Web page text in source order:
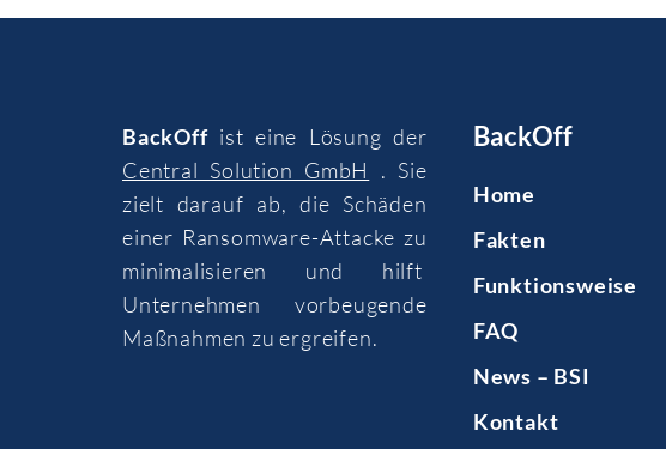
BackOffist eine Lösung der
Central Solution GmbH
. Sie
zielt darauf ab, die Schäden
einer Ransomware-Attacke zu
minimalisieren und hilft
Unternehmen vorbeugende
Maßnahmen zu ergreifen.
BackOff
Home
Fakten
Funktionsweise
FAQ
News – BSI
Kontakt